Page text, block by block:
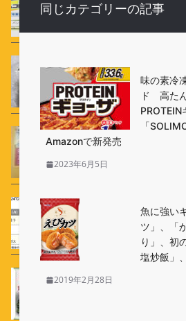
んでいるのですが、中身
新・お弁当用冷凍食品「
ジ３回目くらいで完璧。
話題のフランス冷凍食品
冷凍食品は便利だけど栄
冷凍野菜も疑惑解消？「
同じカテゴリーの記事
味の素冷
ド 高た
PROTEIN
「
Amazonで新発売
2023年6月5日
魚に強い
ツ」、「
り」、初
塩炒飯」
2019年2月28日